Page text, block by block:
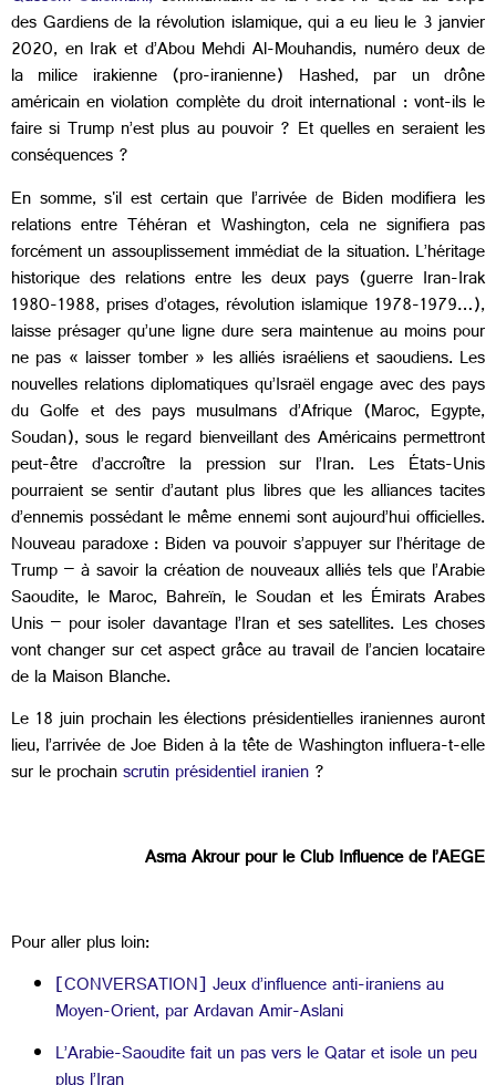
des Gardiens de la révolution islamique, qui a eu lieu le 3 janvier
2020, en Irak et d’Abou Mehdi Al-Mouhandis, numéro deux de
la milice irakienne (pro-iranienne) Hashed, par un drône
américain en violation complète du droit international : vont-ils le
faire si Trump n’est plus au pouvoir ? Et quelles en seraient les
conséquences ?
En somme, s'il est certain que l’arrivée de Biden modifiera les
relations entre Téhéran et Washington, cela ne signifiera pas
forcément un assouplissement immédiat de la situation. L’héritage
historique des relations entre les deux pays (guerre Iran-Irak
1980-1988, prises d’otages, révolution islamique 1978-1979…),
laisse présager qu’une ligne dure sera maintenue au moins pour
ne pas « laisser tomber » les alliés israéliens et saoudiens. Les
nouvelles relations diplomatiques qu’Israël engage avec des pays
du Golfe et des pays musulmans d’Afrique (Maroc, Egypte,
Soudan), sous le regard bienveillant des Américains permettront
peut-être d’accroître la pression sur l’Iran. Les États-Unis
pourraient se sentir d’autant plus libres que les alliances tacites
d’ennemis possédant le même ennemi sont aujourd’hui officielles.
Nouveau paradoxe : Biden va pouvoir s’appuyer sur l’héritage de
Trump – à savoir la création de nouveaux alliés tels que l’Arabie
Saoudite, le Maroc, Bahreïn, le Soudan et les Émirats Arabes
Unis – pour isoler davantage l’Iran et ses satellites. Les choses
vont changer sur cet aspect grâce au travail de l’ancien locataire
de la Maison Blanche.
Le 18 juin prochain les élections présidentielles iraniennes auront
lieu, l’arrivée de Joe Biden à la tête de Washington influera-t-elle
sur le prochainscrutin présidentiel iranien?
Asma Akrour pour le Club Influence de l’AEGE
Pour aller plus loin:
[CONVERSATION] Jeux d’influence anti-iraniens au
Moyen-Orient, par Ardavan Amir-Aslani
L’Arabie-Saoudite fait un pas vers le Qatar et isole un peu